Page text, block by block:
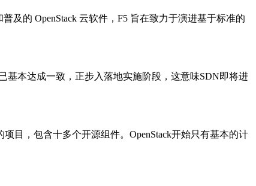
的 OpenStack 云软件，F5 旨在致力于演进基于标准的
本达成一致，正步入落地实施阶段，这意味SDN即将进
，包含十多个开源组件。OpenStack开始只有基本的计